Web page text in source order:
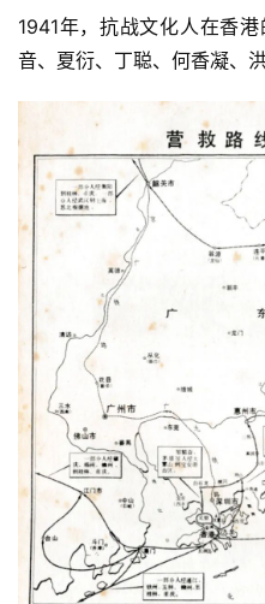
1941年，抗战文化人在香
音、夏衍、丁聪、何香凝、